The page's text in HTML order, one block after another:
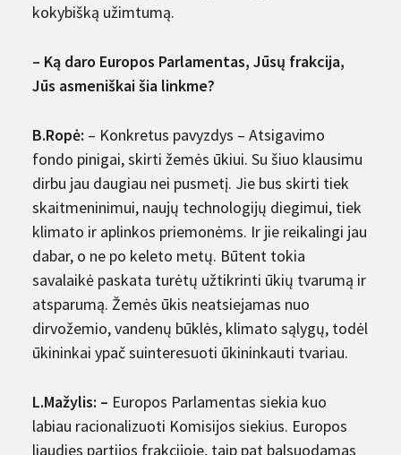
kokybišką užimtumą.
– Ką daro Europos Parlamentas, Jūsų frakcija,
Jūs asmeniškai šia linkme?
B.Ropė: – Konkretus pavyzdys – Atsigavimo
fondo pinigai, skirti žemės ūkiui. Su šiuo klausimu
dirbu jau daugiau nei pusmetį. Jie bus skirti tiek
skaitmeninimui, naujų technologijų diegimui, tiek
klimato ir aplinkos priemonėms. Ir jie reikalingi jau
dabar, o ne po keleto metų. Būtent tokia
savalaikė paskata turėtų užtikrinti ūkių tvarumą ir
atsparumą. Žemės ūkis neatsiejamas nuo
dirvožemio, vandenų būklės, klimato sąlygų, todėl
ūkininkai ypač suinteresuoti ūkininkauti tvariau.
L.Mažylis: – Europos Parlamentas siekia kuo
labiau racionalizuoti Komisijos siekius. Europos
liaudies partijos frakcijoje, taip pat balsuodamas